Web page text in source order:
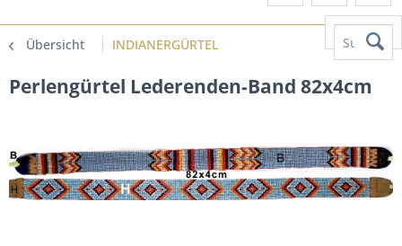
Suchen
Übersicht INDIANERGÜRTEL
Perlengürtel Lederenden-Band 82x4cm